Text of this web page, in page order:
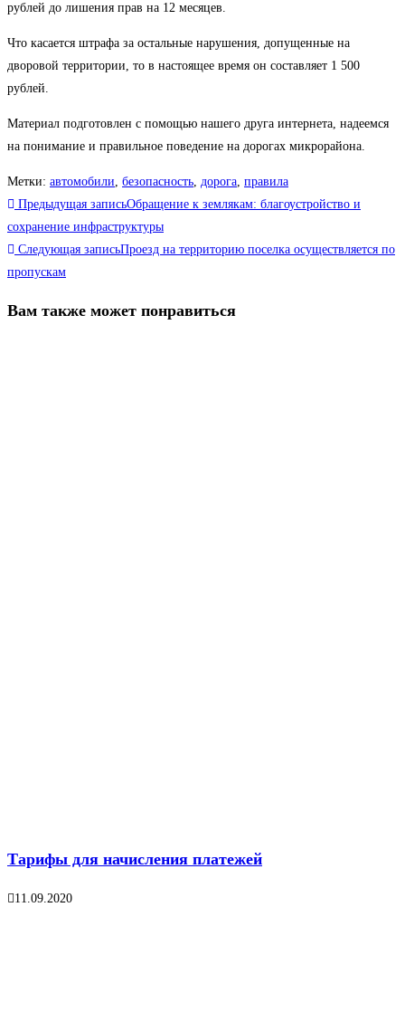
рублей до лишения прав на 12 месяцев.
Что касается штрафа за остальные нарушения, допущенные на
дворовой территории, то в настоящее время он составляет 1 500
рублей.
Материал подготовлен с помощью нашего друга интернета, надеемся
на понимание и правильное поведение на дорогах микрорайона.
Метки: автомобили, безопасность, дорога, правила
Еще
статьи
Предыдущая записьОбращение к землякам: благоустройство и
сохранение инфраструктуры
Следующая записьПроезд на территорию поселка осуществляется по
пропускам
Вам также может понравиться
Тарифы для начисления платежей
11.09.2020